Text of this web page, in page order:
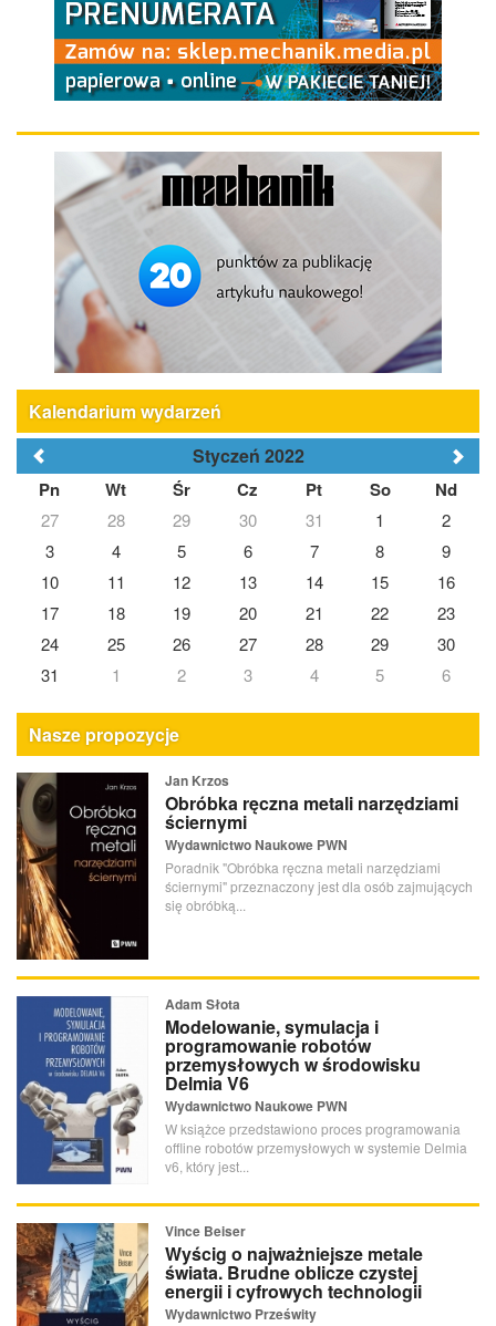
Kalendarium wydarzeń
Styczeń 2022
Pn Wt Śr Cz Pt So Nd
27 28 29 30 31 1
2
3
4 5 6 7 8
9
10
11 12 13 14 15
16
17
18 19 20 21 22
23
24
25 26 27 28 29
30
31
1 2 3 4 5 6
Nasze propozycje
Jan Krzos
Obróbka ręczna metali narzędziami
ściernymi
Wydawnictwo Naukowe PWN
Poradnik "Obróbka ręczna metali narzędziami
ściernymi" przeznaczony jest dla osób zajmujących
się obróbką...
Adam Słota
Modelowanie, symulacja i
programowanie robotów
przemysłowych w środowisku
Delmia V6
Wydawnictwo Naukowe PWN
W książce przedstawiono proces programowania
offline robotów przemysłowych w systemie Delmia
v6, który jest...
Vince Beiser
Wyścig o najważniejsze metale
świata. Brudne oblicze czystej
energii i cyfrowych technologii
Wydawnictwo Prześwity